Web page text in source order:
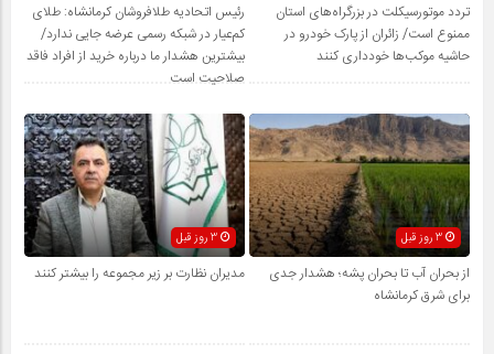
تردد موتورسیکلت در بزرگراه‌های استان
ممنوع است/ زائران از پارک خودرو در
حاشیه موکب‌ها خودداری کنند
رئیس اتحادیه طلافروشان کرمانشاه: طلای
کم‌عیار در شبکه رسمی عرضه جایی ندارد/
بیشترین هشدار ما درباره خرید از افراد فاقد
صلاحیت است
3 روز قبل
از بحران آب تا بحران پشه؛ هشدار جدی
برای شرق کرمانشاه
مدیران نظارت بر زیر مجموعه را بیشتر کنند